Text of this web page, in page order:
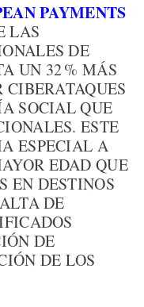
PAYMENTS
LAS
DE
UN 32 % MÁS
CIBERATAQUES
SOCIAL QUE
ESTE
ESPECIAL A
EDAD QUE
EN DESTINOS
DE
DE
DE LOS